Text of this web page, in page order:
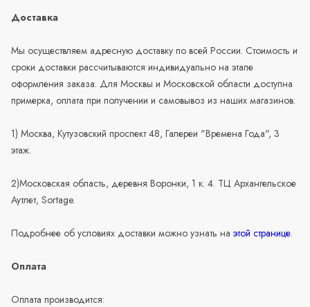
Доставка
Мы осуществляем адресную доставку по всей России. Стоимость и
сроки доставки рассчитываются индивидуально на этапе
оформления заказа. Для Москвы и Московской области доступна
примерка, оплата при получении и самовывоз из наших магазинов:
1) Москва, Кутузовский проспект 48, Галереи "Времена Года", 3
этаж.
2)Московская область, деревня Воронки, 1 к. 4. ТЦ Архангельское
Аутлет, Sortage.
Подробнее об условиях доставки можно узнать на этой странице.
Оплата
Оплата производится: